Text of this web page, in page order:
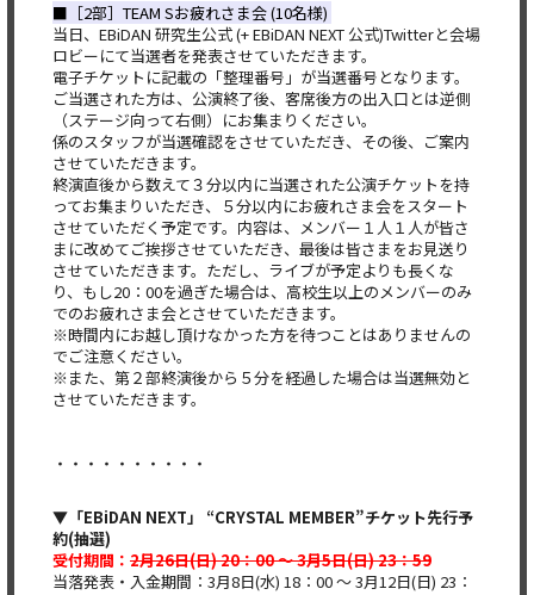
■［2部］TEAM Sお疲れさま会 (10名様)
当日、EBiDAN 研究生公式 (+ EBiDAN NEXT 公式)Twitterと会場
ロビーにて当選者を発表させていただきます。
電子チケットに記載の「整理番号」が当選番号となります。
ご当選された方は、公演終了後、客席後方の出入口とは逆側
（ステージ向って右側）にお集まりください。
係のスタッフが当選確認をさせていただき、その後、ご案内
させていただきます。
終演直後から数えて３分以内に当選された公演チケットを持
ってお集まりいただき、５分以内にお疲れさま会をスタート
させていただく予定です。内容は、メンバー１人１人が皆さ
まに改めてご挨拶させていただき、最後は皆さまをお見送り
させていただきます。ただし、ライブが予定よりも長くな
り、もし20：00を過ぎた場合は、高校生以上のメンバーのみ
でのお疲れさま会とさせていただきます。
※時間内にお越し頂けなかった方を待つことはありませんの
でご注意ください。
※また、第２部終演後から５分を経過した場合は当選無効と
させていただきます。
・・・・・・・・・・​
▼「EBiDAN NEXT」 “CRYSTAL MEMBER”チケット先行予
約(抽選)
受付期間： 2月26日(日) 20：00 ～ 3月5日(日) 23：59
当落発表・入金期間：3月8日(水) 18：00 ～ 3月12日(日) 23：